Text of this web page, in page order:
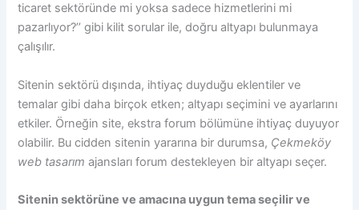
ticaret sektöründe mi yoksa sadece hizmetlerini mi
pazarlıyor?’’ gibi kilit sorular ile, doğru altyapı bulunmaya
çalışılır.
Sitenin sektörü dışında, ihtiyaç duyduğu eklentiler ve
temalar gibi daha birçok etken; altyapı seçimini ve ayarlarını
etkiler. Örneğin site, ekstra forum bölümüne ihtiyaç duyuyor
olabilir. Bu cidden sitenin yararına bir durumsa, Çekmeköy
web tasarım ajansları forum destekleyen bir altyapı seçer.
Sitenin sektörüne ve amacına uygun tema seçilir ve